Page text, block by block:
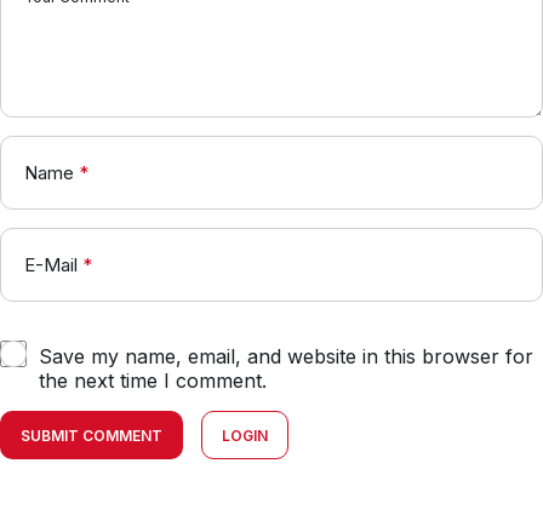
Name *
E-Mail *
Save my name, email, and website in this browser for
the next time I comment.
SUBMIT COMMENT LOGIN